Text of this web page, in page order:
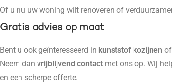
Of u nu uw woning wilt renoveren of
Gratis advies op maat
Bent u ook geïnteresseerd in kunststof kozijnen
Neem dan vrijblijvend contact met ons op. Wij
en een scherpe offerte.